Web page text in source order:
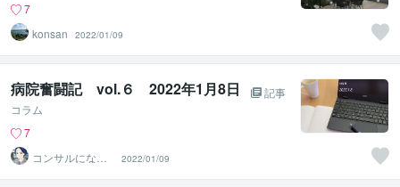
7
konsan
2022/01/09
病院奮闘記 vol.６ 2022年1月8日
記事
コラム
7
コンサルになり
たい医事カチョ
ー
2022/01/09